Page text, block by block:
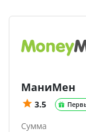
МаниМен
3.5
Сумма